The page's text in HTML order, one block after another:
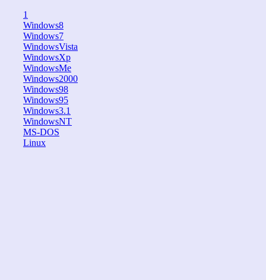
1
Windows8
Windows7
WindowsVista
WindowsXp
WindowsMe
Windows2000
Windows98
Windows95
Windows3.1
WindowsNT
MS-DOS
Linux